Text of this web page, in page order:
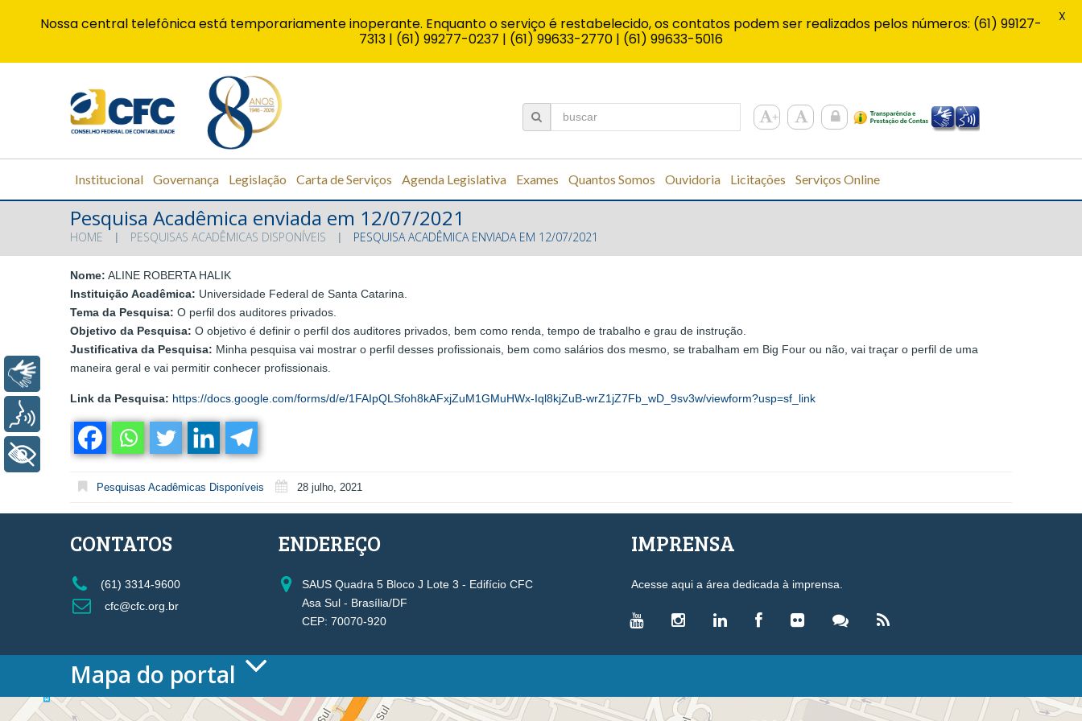
Institucional Governança Legislação Carta de Serviços Agenda Legislativa Exames Quantos Somos Ouvidoria Licitações Serviços Online
Pesquisa Acadêmica enviada em 12/07/2021
HOME PESQUISAS ACADÊMICAS DISPONÍVEIS PESQUISA ACADÊMICA ENVIADA EM 12/07/2021
Nome: ALINE ROBERTA HALIK
Instituição Acadêmica: Universidade Federal de Santa Catarina.
Tema da Pesquisa: O perfil dos auditores privados.
Objetivo da Pesquisa: O objetivo é definir o perfil dos auditores privados, bem como renda, tempo de trabalho e grau de instrução.
Justificativa da Pesquisa: Minha pesquisa vai mostrar o perfil desses profissionais, bem como salários dos mesmo, se trabalham em Big Four ou não, vai traçar o perfil de uma
maneira geral e vai permitir conhecer profissionais.
Link da Pesquisa: https://docs.google.com/forms/d/e/1FAIpQLSfoh8kAFxjZuM1GMuHWx-Iql8kjZuB-wrZ1jZ7Fb_wD_9sv3w/viewform?usp=sf_link
Pesquisas Acadêmicas Disponíveis 28 julho, 2021
CONTATOS
(61) 3314-9600
cfc@cfc.org.br
ENDEREÇO
SAUS Quadra 5 Bloco J Lote 3 - Edifício CFC
Asa Sul - Brasília/DF
CEP: 70070-920
IMPRENSA
Acesse aqui a área dedicada à imprensa.
Mapa do portal
HOME
VICE-PRESIDÊNCIAS LEGISLAÇÃO
Nossa central telefônica está temporariamente inoperante. Enquanto o serviço é restabelecido, os contatos podem ser realizados pelos números: (61) 99127-
7313 | (61) 99277-0237 | (61) 99633-2770 | (61) 99633-5016
X
Libras
+ Acessibilidade